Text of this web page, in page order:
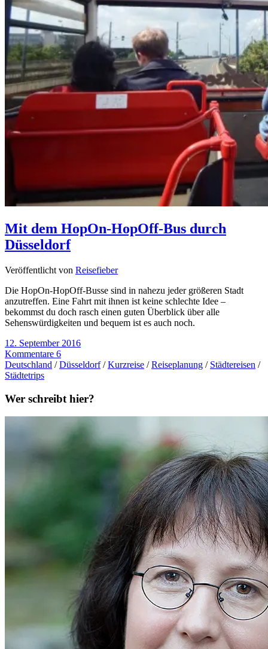
Mit dem HopOn-HopOff-Bus durch
Düsseldorf
Veröffentlicht von Reisefieber
Die HopOn-HopOff-Busse sind in nahezu jeder größeren Stadt
anzutreffen. Eine Fahrt mit ihnen ist keine schlechte Idee –
bekommst du doch rasch einen guten Überblick über alle
Sehenswürdigkeiten und bequem ist es auch noch.
12. September 2016
Kommentare 6
Deutschland /Düsseldorf/Kurzreise /Reiseplanung / Städtereisen /
Städtetrips
Wer schreibt hier?